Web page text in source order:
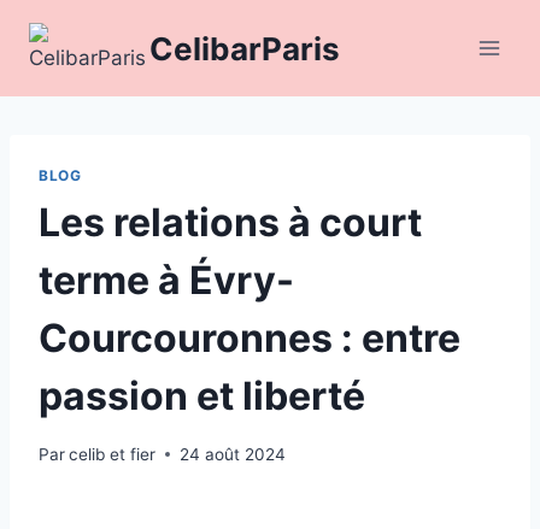
CelibarParis
BLOG
Les relations à court
terme à Évry-
Courcouronnes : entre
passion et liberté
Parcelib et fier 24 août 2024